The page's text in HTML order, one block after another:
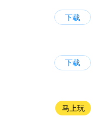
下载
下载
马上玩